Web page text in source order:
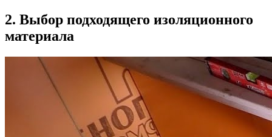
2. Выбор подходящего изоляционного
материала